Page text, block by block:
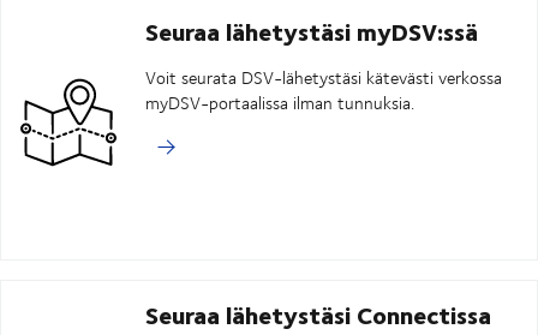
Seuraa lähetystäsi myDSV:ssä
Voit seurata DSV-lähetystäsi kätevästi verkossa
myDSV-portaalissa ilman tunnuksia.
Seuraa lähetystäsi Connectissa